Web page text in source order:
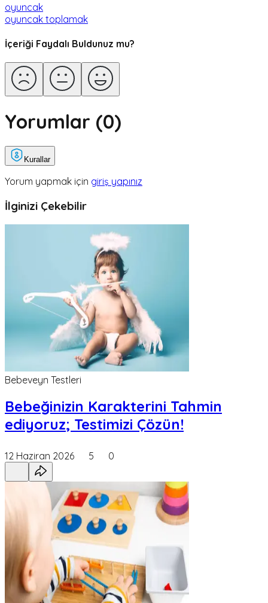
oyuncak
oyuncak toplamak
İçeriği Faydalı Buldunuz mu?
Yorumlar (0)
Kurallar
Yorum yapmak için giriş yapınız
İlginizi Çekebilir
Bebeveyn Testleri
Bebeğinizin Karakterini Tahmin
ediyoruz; Testimizi Çözün!
12 Haziran 2026 5 0